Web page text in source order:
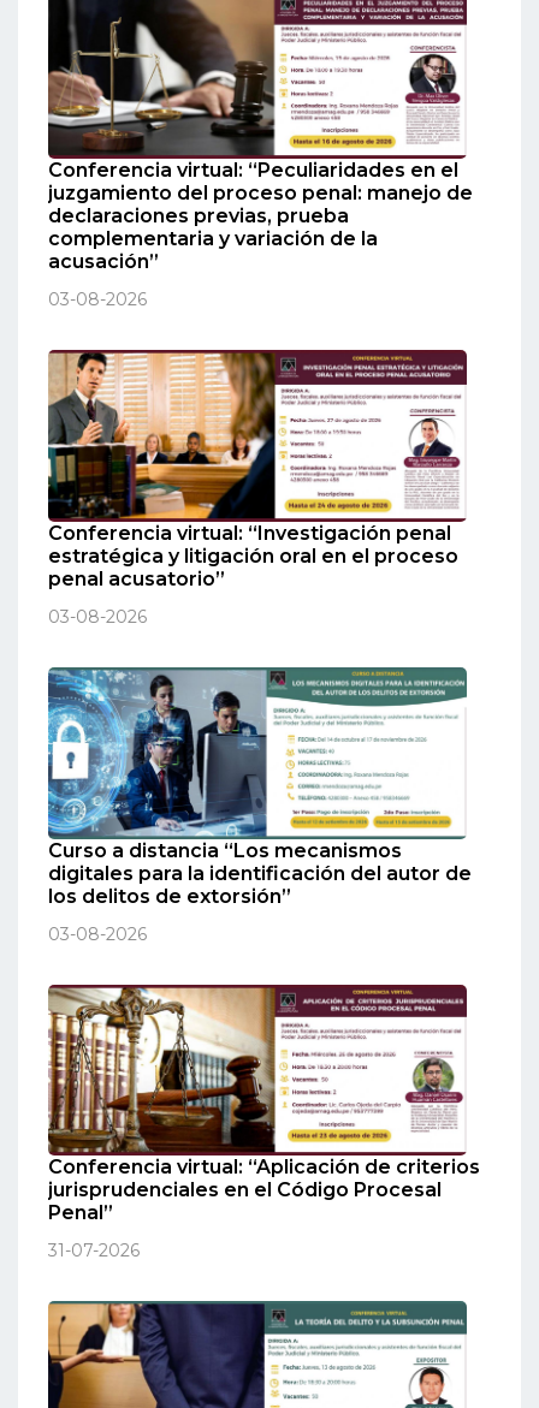
Conferencia virtual: “Peculiaridades en el
juzgamiento del proceso penal: manejo de
declaraciones previas, prueba
complementaria y variación de la
acusación”
03-08-2026
Conferencia virtual: “Investigación penal
estratégica y litigación oral en el proceso
penal acusatorio”
03-08-2026
Curso a distancia “Los mecanismos
digitales para la identificación del autor de
los delitos de extorsión”
03-08-2026
Conferencia virtual: “Aplicación de criterios
jurisprudenciales en el Código Procesal
Penal”
31-07-2026